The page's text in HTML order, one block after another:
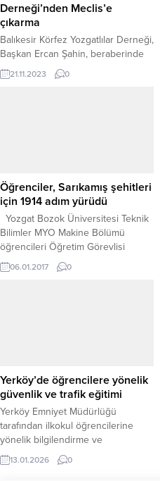
Derneği’nden Meclis’e
çıkarma
Balıkesir Körfez Yozgatlılar Derneği,
Başkan Ercan Şahin, beraberinde
yönetim kurulu üyeleriyle birlikte
Ankara'da meclise önemli bir
21.11.2023 0
Öğrenciler, Sarıkamış şehitleri
için 1914 adım yürüdü
Yozgat Bozok Üniversitesi Teknik
Bilimler MYO Makine Bölümü
öğrencileri Öğretim Görevlisi
Makine Mühendisi Abdullah Doğan
gözetiminde “Sarıkamış Şehitleri
Savaşı’nda Enver Paşa
komutasındaki Osmanlı...
06.01.2017 0
Yerköy’de öğrencilere yönelik
güvenlik ve trafik eğitimi
Yerköy Emniyet Müdürlüğü
tarafından ilkokul öğrencilerine
yönelik bilgilendirme ve
bilinçlendirme faaliyetleri
gerçekleştirildi. Yerköy ilçesinde
13.01.2026 0